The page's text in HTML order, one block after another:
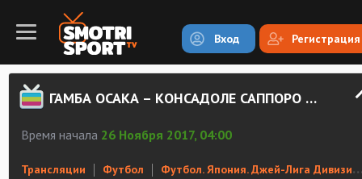
Вход Регистрация
ГАМБА ОСАКА – КОНСАДОЛЕ САППОРО СМОТРЕТЬ ОНЛАЙН
Время начала 26 Ноября 2017, 04:00
Трансляции Футбол Футбол. Япония. Джей-Лига Дивизион 1